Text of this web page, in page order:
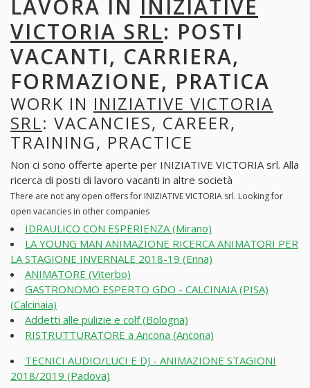
LAVORA IN INIZIATIVE
VICTORIA SRL: POSTI
VACANTI, CARRIERA,
FORMAZIONE, PRATICA
WORK IN INIZIATIVE VICTORIA
SRL: VACANCIES, CAREER,
TRAINING, PRACTICE
Non ci sono offerte aperte per INIZIATIVE VICTORIA srl. Alla
ricerca di posti di lavoro vacanti in altre società
There are not any open offers for INIZIATIVE VICTORIA srl. Looking for
open vacancies in other companies
IDRAULICO CON ESPERIENZA (Mirano)
LA YOUNG MAN ANIMAZIONE RICERCA ANIMATORI PER
LA STAGIONE INVERNALE 2018-19 (Enna)
ANIMATORE (Viterbo)
GASTRONOMO ESPERTO GDO - CALCINAIA (PISA)
(Calcinaia)
Addetti alle pulizie e colf (Bologna)
RISTRUTTURATORE a Ancona (Ancona)
TECNICI AUDIO/LUCI E DJ - ANIMAZIONE STAGIONI
2018/2019 (Padova)